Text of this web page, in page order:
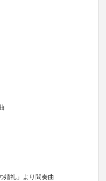
婚礼」より間奏曲